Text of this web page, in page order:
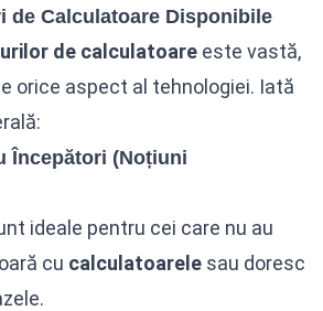
de Calculatoare Disponibile
de calculatoare este vastă,
orice aspect al tehnologiei. Iată
Începători (Noțiuni
ideale pentru cei care nu au
cu calculatoarele sau doresc